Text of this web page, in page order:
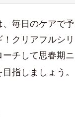
、毎日のケアで
クリアフルシ
ーチして思春期
目指しましょう。